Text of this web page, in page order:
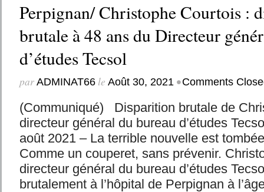
Perpignan/ Christophe Courtois :
brutale à 48 ans du Directeur
d’études Tecsol
par ADMINAT66le Août 30, 2021 •Comments
(Communiqué) Disparition brutale de
directeur général du bureau d’études
août 2021 – La terrible nouvelle est
Comme un couperet, sans prévenir.
directeur général du bureau d’études
brutalement à l’hôpital de Perpignan à